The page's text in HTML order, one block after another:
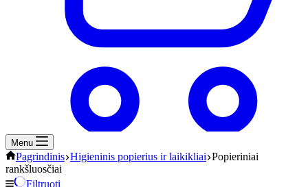
Menu
Pagrindinis Higieninis popierius ir laikikliai Popieriniai
rankšluosčiai
Filtruoti